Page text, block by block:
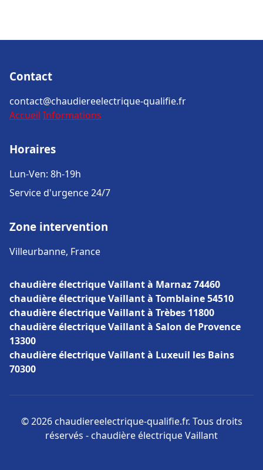
Contact
contact@chaudiereelectrique-qualifie.fr
Accueil Informations
Horaires
Lun-Ven: 8h-19h
Service d'urgence 24/7
Zone intervention
Villeurbanne, France
chaudière électrique Vaillant à Marnaz 74460
chaudière électrique Vaillant à Tomblaine 54510
chaudière électrique Vaillant à Trèbes 11800
chaudière électrique Vaillant à Salon de Provence
13300
chaudière électrique Vaillant à Luxeuil les Bains
70300
© 2026 chaudiereelectrique-qualifie.fr. Tous droits
réservés - chaudière électrique Vaillant